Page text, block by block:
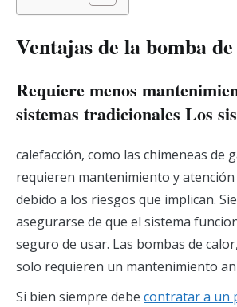
Ventajas de la bomba
Requiere menos
sistemas tradicionales Los
calefacción, como las chimeneas de
requieren mantenimiento y atención
debido a los riesgos que implican.
asegurarse de que el sistema
seguro de usar. Las bombas de
solo requieren un mantenimiento
Si bien siempre debe contratar a un